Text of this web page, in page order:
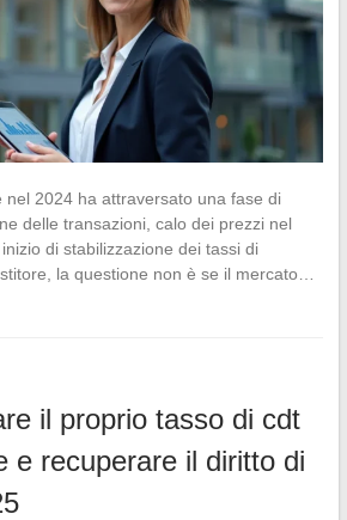
nel 2024 ha attraversato una fase di
delle transazioni, calo dei prezzi nel
di stabilizzazione dei tassi di
la questione non è se il mercato…
il proprio tasso di cdt
e recuperare il diritto di